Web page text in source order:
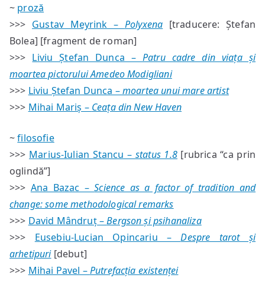
~ proză
>>> Gustav Meyrink – Polyxena [traducere: Ștefan
Bolea] [fragment de roman]
>>> Liviu Ștefan Dunca – Patru cadre din viața și
moartea pictorului Amedeo Modigliani
>>> Liviu Ștefan Dunca –moartea unui mare artist
>>> Mihai Mariș – Ceața din New Haven
~filosofie
>>> Marius-Iulian Stancu – status 1.8[rubrica “ca prin
oglindă”]
>>> Ana Bazac –Science as a factor of tradition and
change: some methodological remarks
>>> David Mândruț –Bergson și psihanaliza
>>> Eusebiu-Lucian Opincariu –Despre tarot și
arhetipuri[debut]
>>> Mihai Pavel –Putrefacția existenței